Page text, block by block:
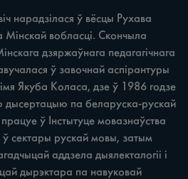
нарадзілася ў вёсцы Рухава
вобласці. Скончыла
дзяржаўнага педагагічнага
ў завочнай аспірантуры
імя Якуба Коласа, дзе ў 1986 годзе
дысертацыю па беларуска-рускай
ў Інстытуце мовазнаўства
сектары рускай мовы, затым
аддзела дыялекталогіі і
дырэктара па навуковай